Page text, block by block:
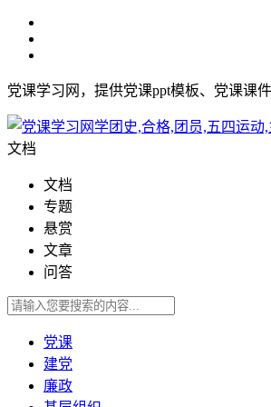
党课学习网，提供党课ppt模板、党课课
文档
文档
专题
悬赏
文章
问答
党课
建党
廉政